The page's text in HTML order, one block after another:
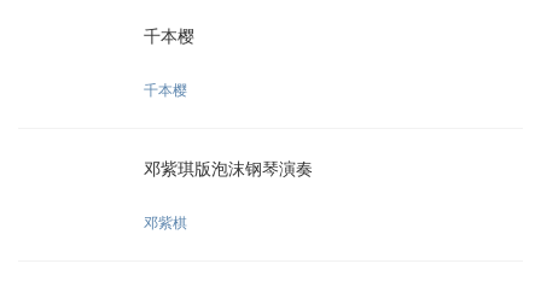
千本樱
千本樱
邓紫琪版泡沫钢琴演奏
邓紫棋